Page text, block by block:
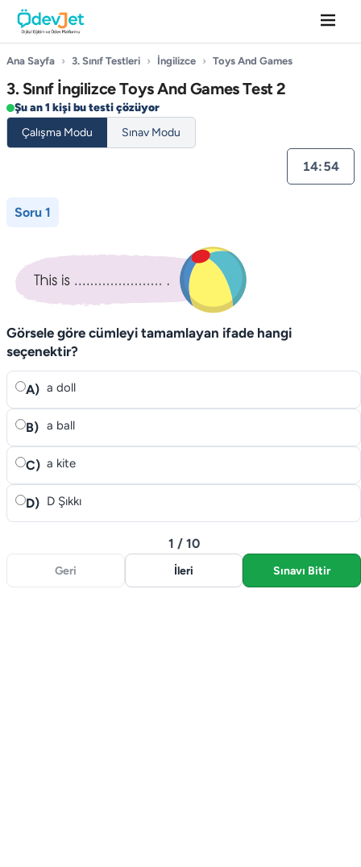
Ana Sayfa › 3. Sınıf Testleri › İngilizce › Toys And Games
3. Sınıf İngilizce Toys And Games Test 2
Şu an 1 kişi bu testi çözüyor
Çalışma Modu
Sınav Modu
14:54
Soru 1
Görsele göre cümleyi tamamlayan ifade hangi
seçenektir?
A) a doll
B) a ball
C) a kite
D) D Şıkkı
Geri
1 / 10
İleri Sınavı Bitir